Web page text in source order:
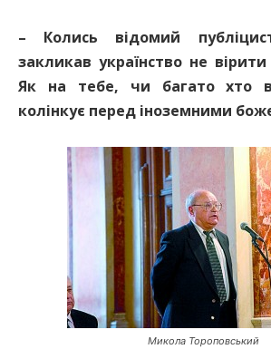
– Колись відомий
закликав українство не
Як на тебе, чи багато хто в
колінкує перед іноземними
Микола Тороповський